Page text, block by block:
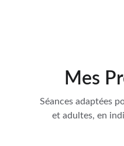
Mes
Séances adaptées
et adultes, en